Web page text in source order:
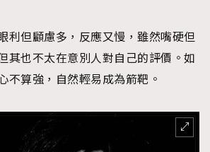
利但顧慮多，反應又慢，雖然嘴硬但
其也不太在意別人對自己的評價。如
不算強，自然輕易成為箭靶。